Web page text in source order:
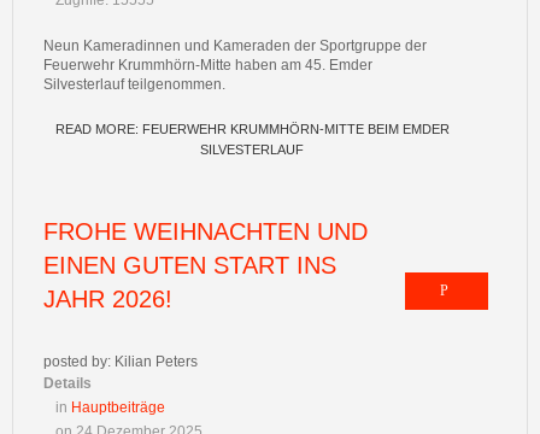
Neun Kameradinnen und Kameraden der Sportgruppe der
Feuerwehr Krummhörn-Mitte haben am 45. Emder
Silvesterlauf teilgenommen.
READ MORE: FEUERWEHR KRUMMHÖRN-MITTE BEIM EMDER
SILVESTERLAUF
FROHE WEIHNACHTEN UND
EINEN GUTEN START INS
JAHR 2026!
posted by: Kilian Peters
Details
in Hauptbeiträge